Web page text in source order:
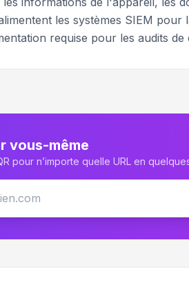
les systèmes SIEM
requise pour les audits
vous-même
pour n’importe quelle URL en